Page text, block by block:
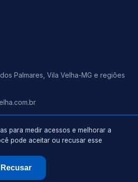
Palmares, Vila Velha-MG e regiões
direitos reservados.
para medir acessos e melhorar a
pode aceitar ou recusar esse
Recusar